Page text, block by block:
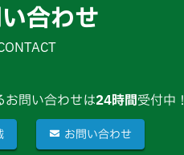
合わせ
お問い合わせは24時間受付中！
お問い合わせ